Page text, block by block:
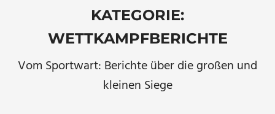
KATEGORIE:
WETTKAMPFBERICHTE
Vom Sportwart: Berichte über die großen und
kleinen Siege